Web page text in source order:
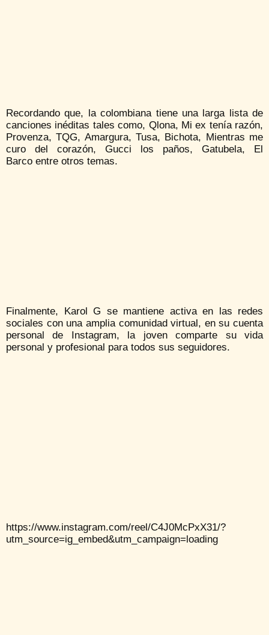
Recordando que, la colombiana tiene una larga lista de
canciones inéditas tales como, Qlona, Mi ex tenía razón,
Provenza, TQG, Amargura, Tusa, Bichota, Mientras me
curo del corazón, Gucci los paños, Gatubela, El
Barco entre otros temas.
Finalmente, Karol G se mantiene activa en las redes
sociales con una amplia comunidad virtual, en su cuenta
personal de Instagram, la joven comparte su vida
personal y profesional para todos sus seguidores.
https://www.instagram.com/reel/C4J0McPxX31/?
utm_source=ig_embed&utm_campaign=loading